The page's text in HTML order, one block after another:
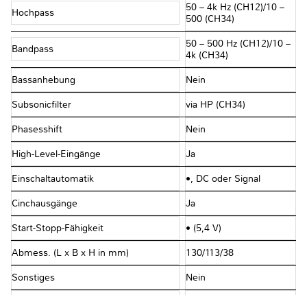
Hochpass
50 – 4k Hz (CH12)/10 –
500 (CH34)
Bandpass
50 – 500 Hz (CH12)/10 –
4k (CH34)
Bassanhebung Nein
Subsonicfilter via HP (CH34)
Phasesshift Nein
High-Level-Eingänge Ja
Einschaltautomatik •, DC oder Signal
Cinchausgänge Ja
Start-Stopp-Fähigkeit • (5,4 V)
Abmess. (L x B x H in mm) 130/113/38
Sonstiges Nein